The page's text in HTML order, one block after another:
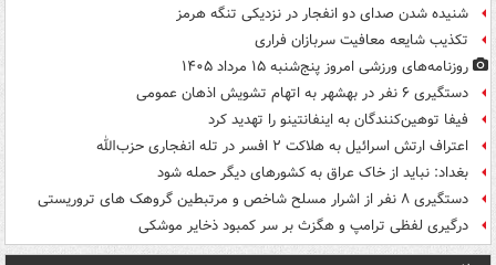
شنیده شدن صدای دو انفجار در نزدیکی تنگه هرمز
تکذیب شایعه معافیت سربازان فراری
روزنامه‌های ورزشی امروز پنج‌شنبه ۱۵ مرداد ۱۴۰۵
دستگیری ۶ نفر در بهشهر به اتهام تشویش اذهان عمومی
فیفا توهین‌کنندگان به اینفانتینو را تهدید کرد
اعتراف ارتش اسرائیل به هلاکت ۲ افسر در تله انفجاری حزب‌الله
بغداد: نباید از خاک عراق به کشورهای دیگر حمله شود
دستگیری ۸ نفر از اشرار مسلح شاخص و مرتبطین گروهک های تروریستی
درگیری لفظی ترامپ و هگزث بر سر کمبود ذخایر موشکی